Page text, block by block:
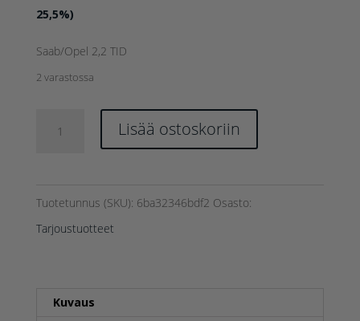
25,5%)
Saab/Opel 2,2 TID
2 varastossa
määrä
Lisää ostoskoriin
Tuotetunnus (SKU): 6ba32346bdf2 Osasto:
Tarjoustuotteet
Kuvaus